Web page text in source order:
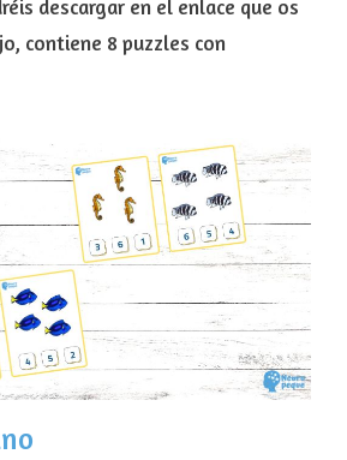
descargar en el enlace que os
contiene 8 puzzles con